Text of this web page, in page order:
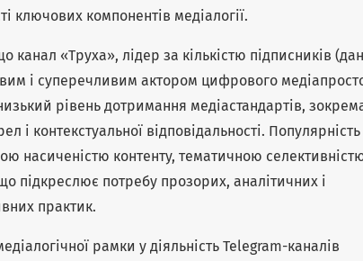
ключових компонентів медіалогії.
канал «Труха», лідер за кількістю підписників
і суперечливим актором цифрового
рівень дотримання медіастандартів,
і контекстуальної відповідальності. Популярність
насиченістю контенту, тематичною
підкреслює потребу прозорих, аналітичних і
практик.
рамки у діяльність Telegram-каналів